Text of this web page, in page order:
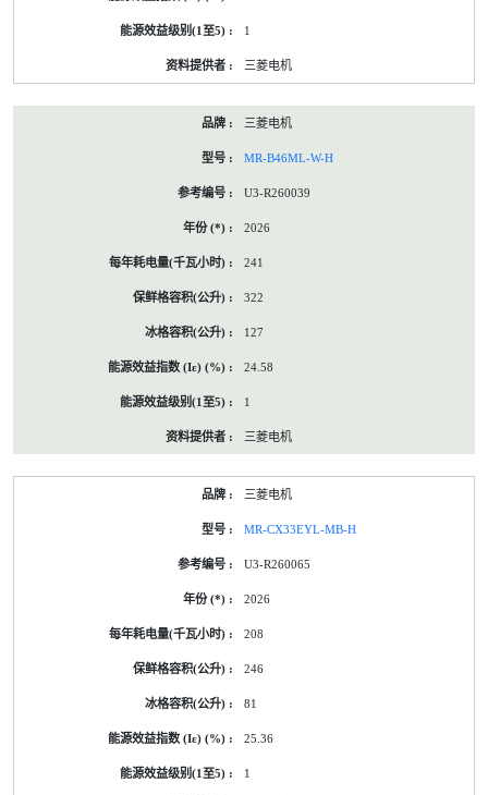
1
三菱电机
三菱电机
MR-B46ML-W-H
U3-R260039
2026
241
322
127
24.58
1
三菱电机
三菱电机
MR-CX33EYL-MB-H
U3-R260065
2026
208
246
81
25.36
1